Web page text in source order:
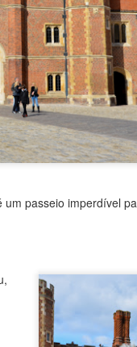
passeio imperdível
se cúr) é a capital do
cantões suíços, os
Ponto terminal das linhas
turístico Bernina Express